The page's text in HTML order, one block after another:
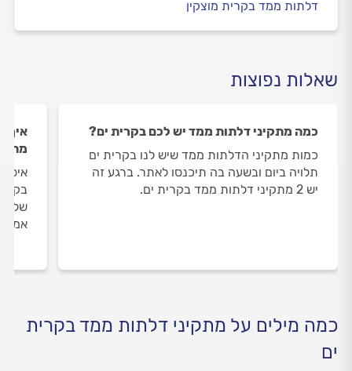
דלתות ממד בקרית מוצקין
שאלות נפוצות
כמה מתקיני דלתות ממד יש לכם בקרית ים?
כמות מתקיני הדלתות ממד שיש לנו בקרית ים
תלויה ביום ובשעה בה תיכנסו לאתר. ברגע זה
יש 2 מתקיני דלתות ממד בקרית ים.
איך
כמה מילים על מתקיני דלתות ממד בקרית
ים